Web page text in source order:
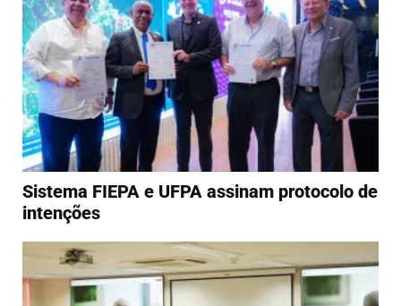
Sistema FIEPA e UFPA assinam protocolo de
intenções